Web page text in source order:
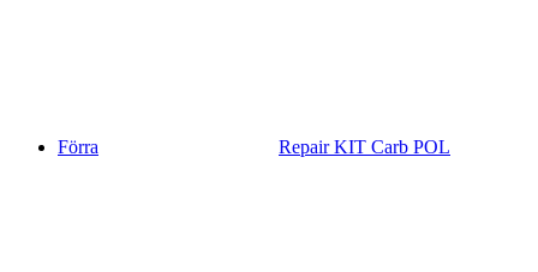
Förra Repair KIT Carb POL